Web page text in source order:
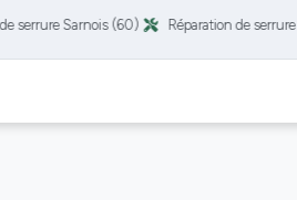
Sarnois (60) Réparation de serrure